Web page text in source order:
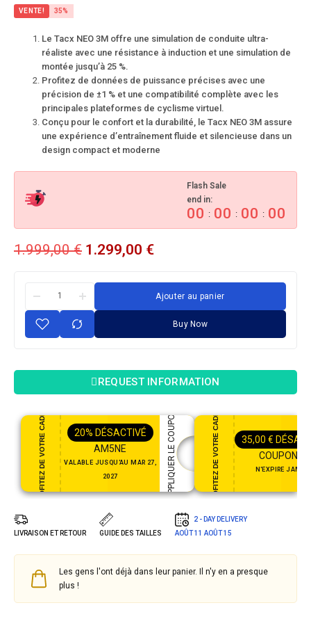
VENTE! 35%
Le Tacx NEO 3M offre une simulation de conduite ultra-
réaliste avec une résistance à induction et une simulation de
montée jusqu’à 25 %.
Profitez de données de puissance précises avec une
précision de ±1 % et une compatibilité complète avec les
principales plateformes de cyclisme virtuel.
Conçu pour le confort et la durabilité, le Tacx NEO 3M assure
une expérience d’entraînement fluide et silencieuse dans un
design compact et moderne
Flash Sale
end in:
00 : 00 : 00 : 00
1.999,00€ 1.299,00 €
Ajouter au panier
Buy Now
REQUEST INFORMATION
PROFITEZ DE VOTRE CADEAU 20% DÉSACTIVÉ
AM5NE
VALABLE JUSQU'AU MAR 27,
2027
APPLIQUER LE COUPON PROFITEZ DE VOTRE CADEAU 35,00 €
COUPON35
N'EXPIRE
LIVRAISON ET RETOUR GUIDE DES TAILLES
2 - DAY DELIVERY
AOÛT 11 AOÛT 15
Les gens l'ont déjà dans leur panier. Il n'y en a presque
plus !